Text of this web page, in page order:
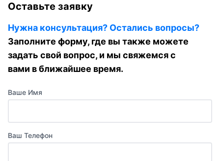
Оставьте заявку
Нужна консультация? Остались вопросы?
Заполните форму, где вы также можете
задать свой вопрос, и мы свяжемся с
вами в ближайшее время.
Ваше Имя
Ваш Телефон